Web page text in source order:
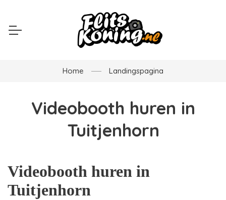
Home Landingspagina
Videobooth huren in
Tuitjenhorn
Videobooth huren in
Tuitjenhorn